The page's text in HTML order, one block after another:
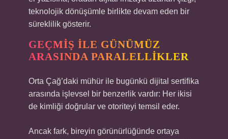
teknolojik dönüşümle birlikte devam eden bir
süreklilik gösterir.
GEÇMIŞ ILE GÜNÜMÜZ
ARASINDA PARALELLIKLER
Orta Çağ’daki mühür ile bugünkü dijital sertifika
arasında işlevsel bir benzerlik vardır: Her ikisi
de kimliği doğrular ve otoriteyi temsil eder.
Ancak fark, bireyin görünürlüğünde ortaya